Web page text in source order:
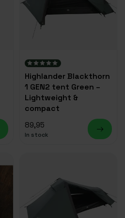
Highlander Blackthorn
1 GEN2 tent Green –
Lightweight &
compact
89,95
In stock